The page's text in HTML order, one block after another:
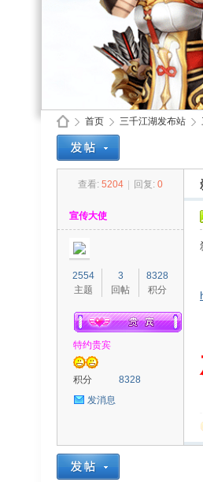
首页
›
三千江湖发布站
查看: 5204 回复: 0
宣传大使
2554
主题
3
回帖
8328
积分
特约贵宾
积分
8328
发消息